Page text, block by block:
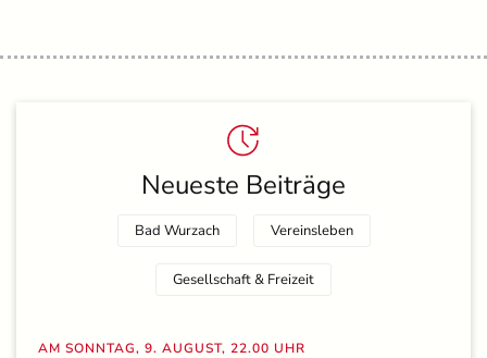
Neueste Beiträge
Bad Wurzach Vereinsleben
Gesellschaft & Freizeit
AM SONNTAG, 9. AUGUST, 22.00 UHR